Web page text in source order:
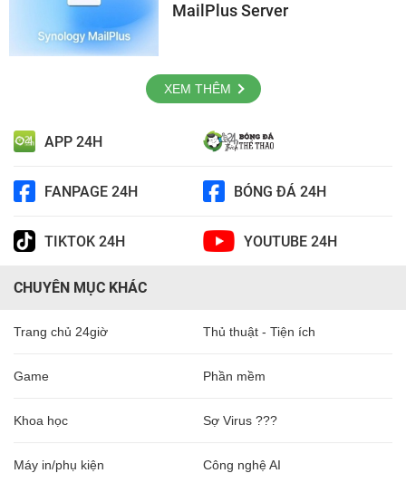
MailPlus Server
XEM THÊM
APP 24H
FANPAGE 24H BÓNG ĐÁ 24H
TIKTOK 24H YOUTUBE 24H
CHUYÊN MỤC KHÁC
Trang chủ 24giờ Thủ thuật - Tiện ích
Game Phần mềm
Khoa học Sợ Virus ???
Máy in/phụ kiện Công nghệ AI